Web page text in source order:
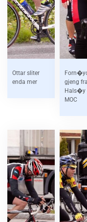
Ottar sliter
enda mer
gjeng fra
Hals�y
MOC